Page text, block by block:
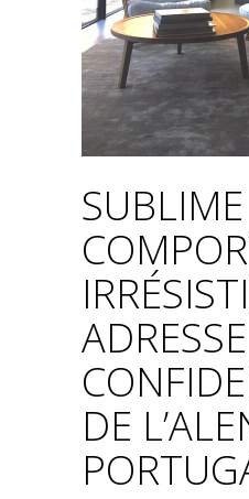
SUBLIME
ADRESSE
DE